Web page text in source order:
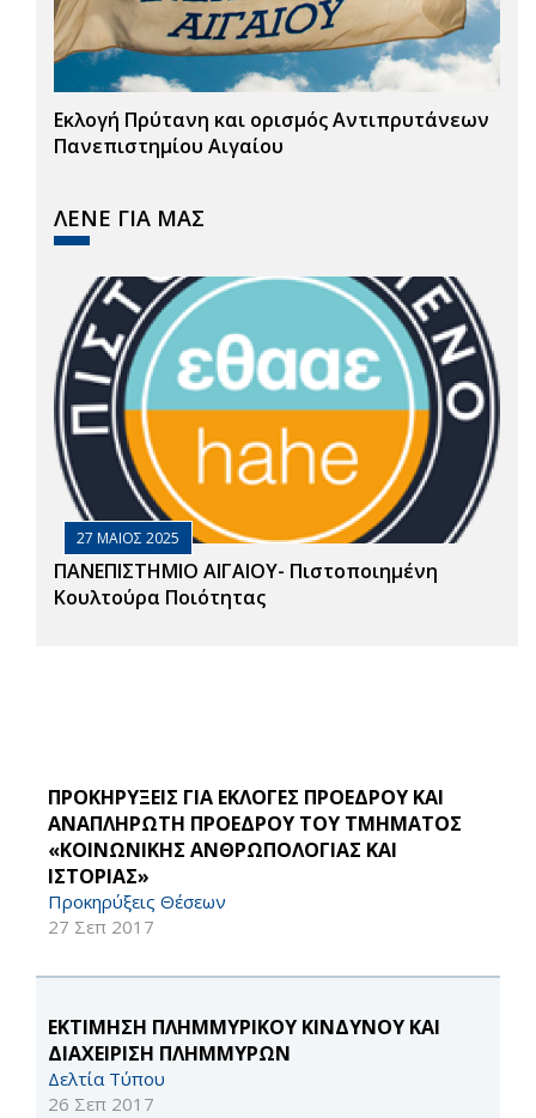
Εκλογή Πρύτανη και ορισμός Αντιπρυτάνεων
Πανεπιστημίου Αιγαίου
ΛΕΝΕ ΓΙΑ ΜΑΣ
27 ΜΑΙΟΣ 2025
ΠΑΝΕΠΙΣΤΗΜΙΟ ΑΙΓΑΙΟΥ- Πιστοποιημένη
Κουλτούρα Ποιότητας
ΠΡΟΚΗΡΥΞΕΙΣ ΓΙΑ ΕΚΛΟΓΕΣ ΠΡΟΕΔΡΟΥ ΚΑΙ
ΑΝΑΠΛΗΡΩΤΗ ΠΡΟΕΔΡΟΥ ΤΟΥ ΤΜΗΜΑΤΟΣ
«ΚΟΙΝΩΝΙΚΗΣ ΑΝΘΡΩΠΟΛΟΓΙΑΣ ΚΑΙ
ΙΣΤΟΡΙΑΣ»
Προκηρύξεις Θέσεων
27 Σεπ 2017
ΕΚΤΙΜΗΣΗ ΠΛΗΜΜΥΡΙΚΟΥ ΚΙΝΔΥΝΟΥ ΚΑΙ
ΔΙΑΧΕΙΡΙΣΗ ΠΛΗΜΜΥΡΩΝ
Δελτία Τύπου
26 Σεπ 2017